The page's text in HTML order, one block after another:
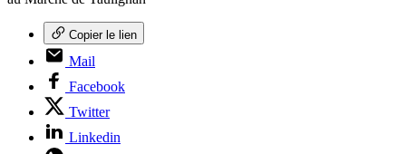
Copier le lien
Mail
Facebook
Twitter
Linkedin